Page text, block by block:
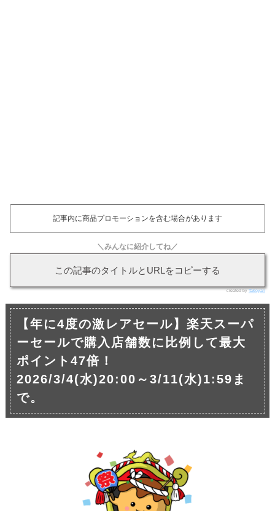
記事内に商品プロモーションを含む場合があります
＼みんなに紹介してね／
この記事のタイトルとURLをコピーする
created byTakoyan
【年に4度の激レアセール】楽天スーパ
ーセールで購入店舗数に比例して最大
ポイント47倍！
2026/3/4(水)20:00～3/11(水)1:59ま
で。